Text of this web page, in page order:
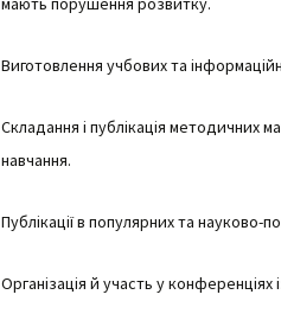
порушеннями
МО вчителів
мистецтва та
вихователів
класів
Методичне
Виготовлення учбових та
Складання і публікація методичних
навчання.
Публікації в популярних та науково-
Організація й участь у конференціях